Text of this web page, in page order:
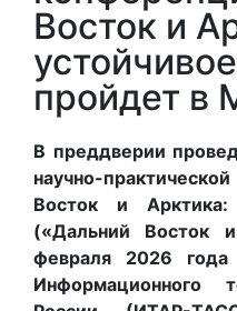
Восток и
пройдет в
В преддверии
научно-
Восток и Арктика:
(«Дальний Восток
февраля 2026
Информационного